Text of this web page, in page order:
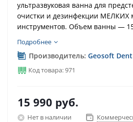
ультразвуковая ванна для
очистки и дезинфекции МЕЛКИХ
инструментов. Объем ванны —
Подробнее
Производитель: Geosoft
Код товара: 971
15 990 руб.
Нет в наличии